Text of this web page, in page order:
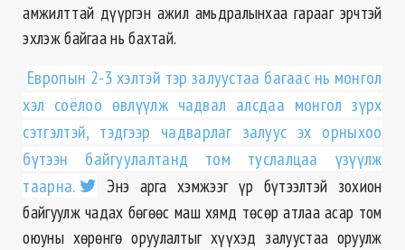
амжилттай дүүргэн ажил амьдралынхаа гарааг эрчтэй
эхлэж байгаа нь бахтай.
Европын 2-3 хэлтэй тэр залуустаа багаас нь монгол
хэл соёлоо өвлүүлж чадвал алсдаа монгол зүрх
сэтгэлтэй, тэдгээр чадварлаг залуус эх орныхоо
бүтээн байгуулалтанд том туслалцаа үзүүлж
таарна.
Энэ арга хэмжээг үр бүтээлтэй зохион
байгуулж чадах бөгөөс маш хямд төсөр атлаа асар том
оюуны хөрөнгө оруулалтыг хүүхэд залуустаа оруулж